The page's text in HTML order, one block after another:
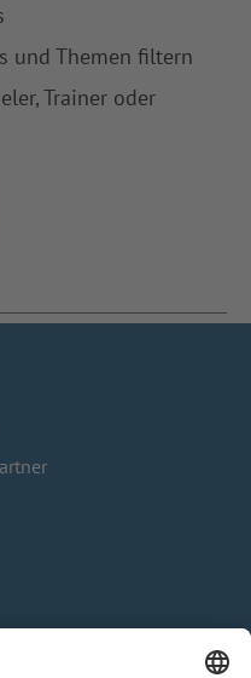
und Themen filtern
Trainer oder